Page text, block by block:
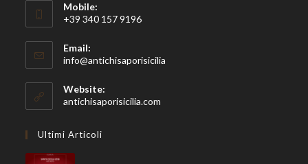
Mobile:
+39 340 157 9196
Email:
info@antichisaporisicilia
Website:
antichisaporisicilia.com
Ultimi Articoli